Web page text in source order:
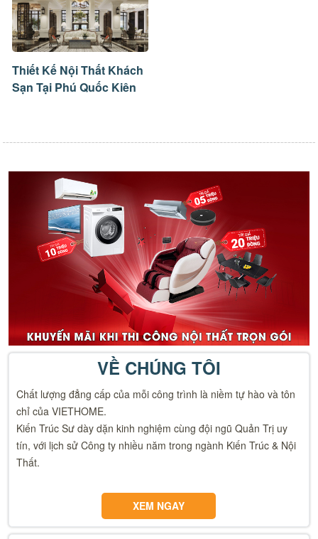
Thiết Kế Nội Thất Khách
Sạn Tại Phú Quốc Kiên
VỀ CHÚNG TÔI
Chất lượng đẳng cấp của mỗi công trình là niềm tự hào và tôn
chỉ của VIETHOME.
Kiến Trúc Sư dày dặn kinh nghiệm cùng đội ngũ Quản Trị uy
tín, với lịch sử Công ty nhiều năm trong ngành Kiến Trúc & Nội
Thất.
XEM NGAY